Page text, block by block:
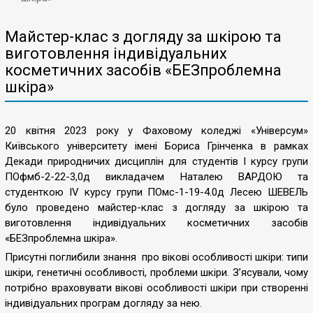
Майстер-клас з догляду за шкірою та
виготовлення індивідуальних
косметичних засобів «БЕЗпроблемна
шкіра»
20 квітня 2023 року у Фаховому коледжі «Універсум»
Київського університету імені Бориса Грінченка в рамках
Декади природничих дисциплін для студентів І курсу групи
ПОфмб-2-22-3,0д викладачем Наталею ВАРДОЮ та
студенткою ІV курсу групи ПОмс-1-19-4.0д Лесею ШЕВЕЛЬ
було проведено майстер-клас з догляду за шкірою та
виготовлення індивідуальних косметичних засобів
«БЕЗпроблемна шкіра».
Присутні поглибили знання про вікові особливості шкіри: типи
шкіри, генетичні особливості, проблеми шкіри. З’ясували, чому
потрібно враховувати вікові особливості шкіри при створенні
індивідуальних програм догляду за нею.